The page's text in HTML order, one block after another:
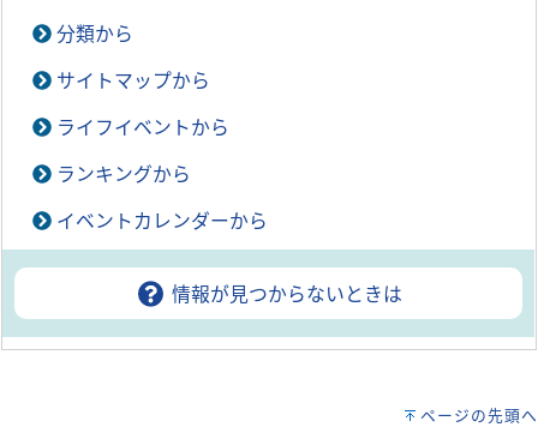
分類から
サイトマップから
ライフイベントから
ランキングから
イベントカレンダーから
情報が見つからないときは
ページの先頭へ